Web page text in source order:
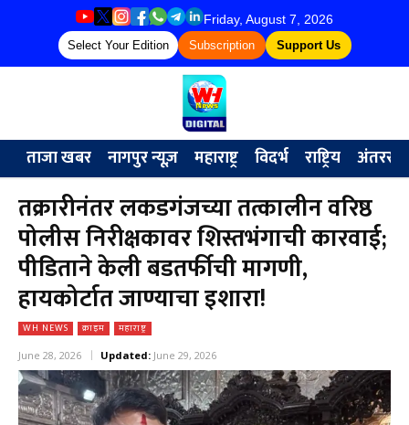
Friday, August 7, 2026
Select Your Edition Subscription Support Us
ताजा खबर नागपुर न्यूज़ महाराष्ट्र विदर्भ राष्ट्रिय
तक्रारीनंतर लकडगंजच्या तत्कालीन वरिष्ठ
पोलीस निरीक्षकावर शिस्तभंगाची कारवाई;
पीडिताने केली बडतर्फीची मागणी,
हायकोर्टात जाण्याचा इशारा!
WH NEWS क्राइम महाराष्ट्र
June 28, 2026 Updated: June 29, 2026